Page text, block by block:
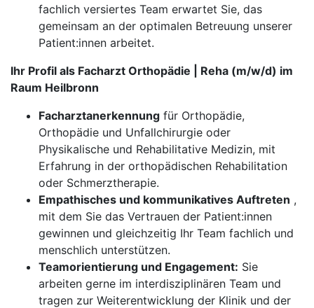
fachlich versiertes Team erwartet Sie, das
gemeinsam an der optimalen Betreuung unserer
Patient:innen arbeitet.
Ihr Profil als Facharzt Orthopädie | Reha (m/w/d) im
Raum Heilbronn
Facharztanerkennung für Orthopädie,
Orthopädie und Unfallchirurgie oder
Physikalische und Rehabilitative Medizin, mit
Erfahrung in der orthopädischen Rehabilitation
oder Schmerztherapie.
Empathisches und kommunikatives Auftreten ,
mit dem Sie das Vertrauen der Patient:innen
gewinnen und gleichzeitig Ihr Team fachlich und
menschlich unterstützen.
Teamorientierung und Engagement: Sie
arbeiten gerne im interdisziplinären Team und
tragen zur Weiterentwicklung der Klinik und der